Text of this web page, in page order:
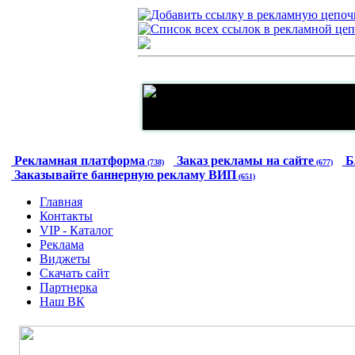
Рекламная платформа (738) Заказ рекламы на сайте (677)
Заказывайте баннерную рекламу ВИП (651)
Главная
Контакты
VIP - Каталог
Реклама
Виджеты
Скачать сайт
Партнерка
Наш ВК